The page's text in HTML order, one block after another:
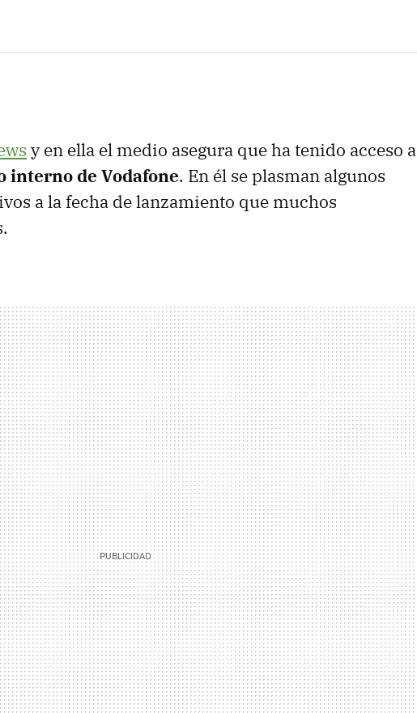
y en ella el medio asegura que ha tenido acceso a
interno de Vodafone. En él se plasman algunos
a la fecha de lanzamiento que muchos